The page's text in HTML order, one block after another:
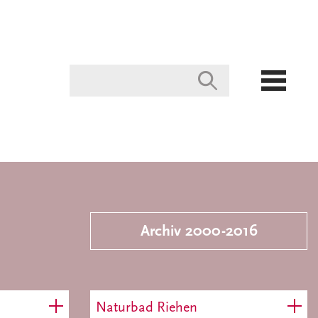
Archiv 2000-2016
Naturbad Riehen